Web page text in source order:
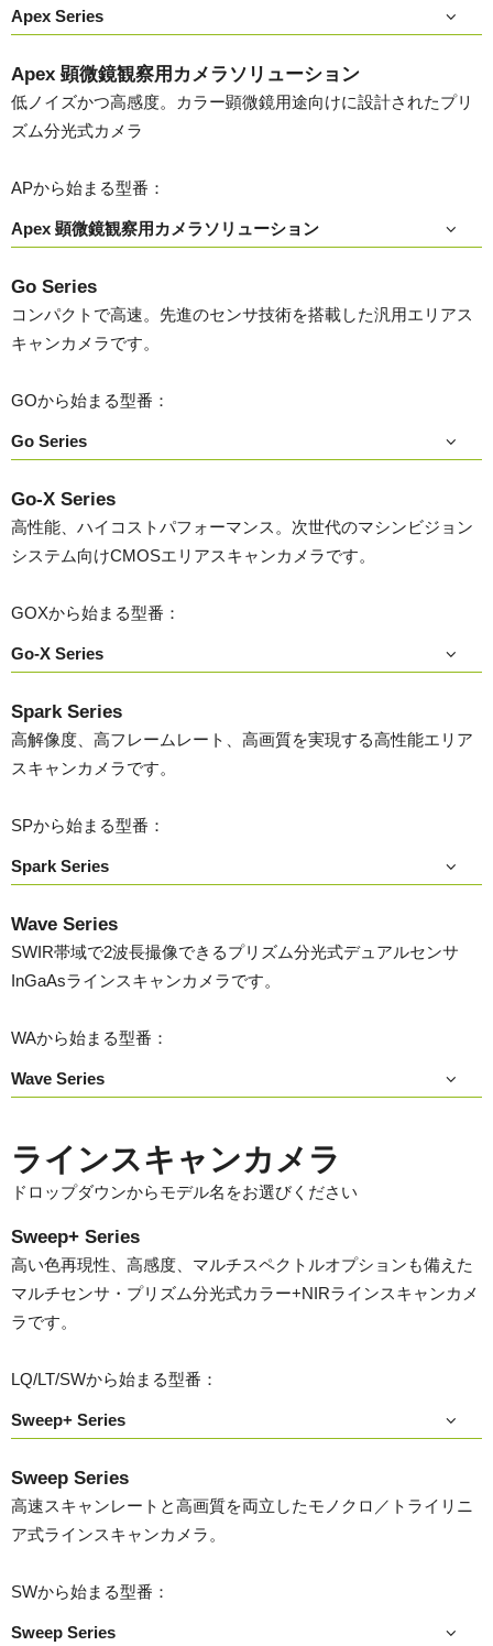
Apex Series
Apex 顕微鏡観察用カメラソリューション
低ノイズかつ高感度。カラー顕微鏡用途向けに設計されたプリ
ズム分光式カメラ
APから始まる型番：
Apex 顕微鏡観察用カメラソリューション
Go Series
コンパクトで高速。先進のセンサ技術を搭載した汎用エリアス
キャンカメラです。
GOから始まる型番：
Go Series
Go-X Series
高性能、ハイコストパフォーマンス。次世代のマシンビジョン
システム向けCMOSエリアスキャンカメラです。
GOXから始まる型番：
Go-X Series
Spark Series
高解像度、高フレームレート、高画質を実現する高性能エリア
スキャンカメラです。
SPから始まる型番：
Spark Series
Wave Series
SWIR帯域で2波長撮像できるプリズム分光式デュアルセンサ
InGaAsラインスキャンカメラです。
WAから始まる型番：
Wave Series
ラインスキャンカメラ
ドロップダウンからモデル名をお選びください
Sweep+ Series
高い色再現性、高感度、マルチスペクトルオプションも備えた
マルチセンサ・プリズム分光式カラー+NIRラインスキャンカメ
ラです。
LQ/LT/SWから始まる型番：
Sweep+ Series
Sweep Series
高速スキャンレートと高画質を両立したモノクロ／トライリニ
ア式ラインスキャンカメラ。
SWから始まる型番：
Sweep Series